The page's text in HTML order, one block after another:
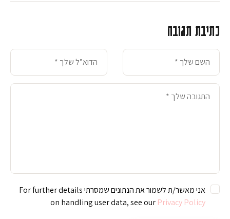
כתיבת תגובה
אני מאשר/ת לשמור את הנתונים שמסרתי For further details
on handling user data, see our Privacy Policy